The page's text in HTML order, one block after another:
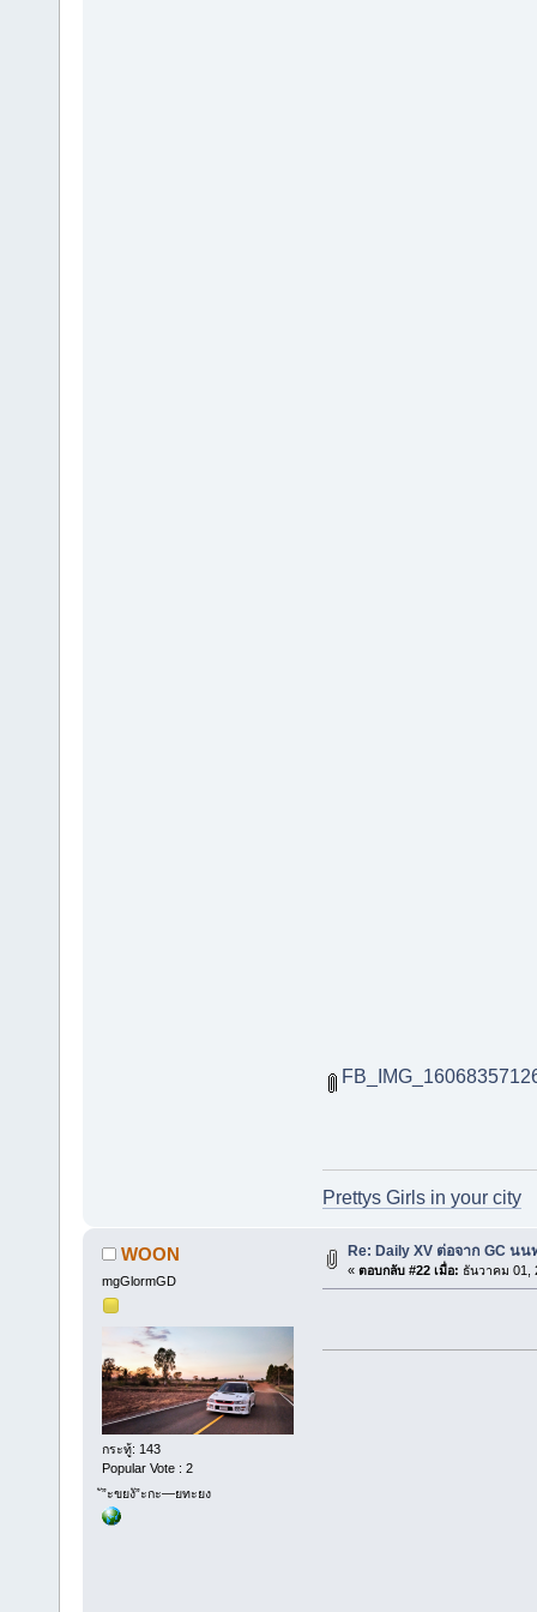
Prettys Girls in your city
WOON
mgGlormGD
กระทู้: 143
Popular Vote : 2
ั”ะขยงั”ะกะ—ยทะยง
Re: Daily XV ต่อจาก GC นน
« ตอบกลับ #22 เมื่อ: ธันวาคม 01,